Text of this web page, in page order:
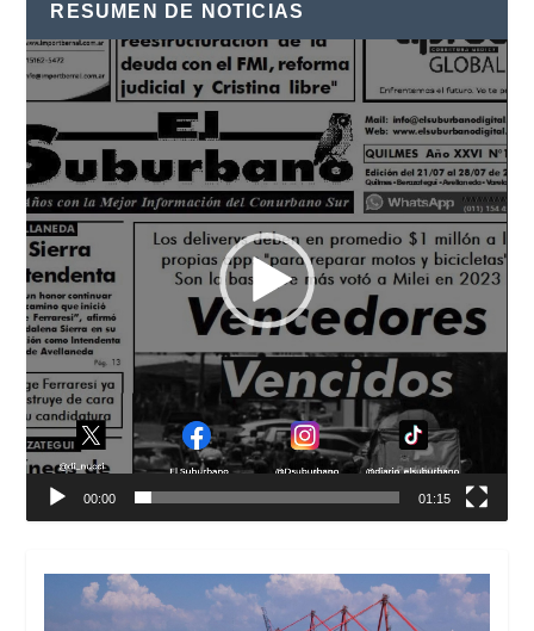
RESUMEN DE NOTICIAS
Reproductor
de
vídeo
00:00 01:15